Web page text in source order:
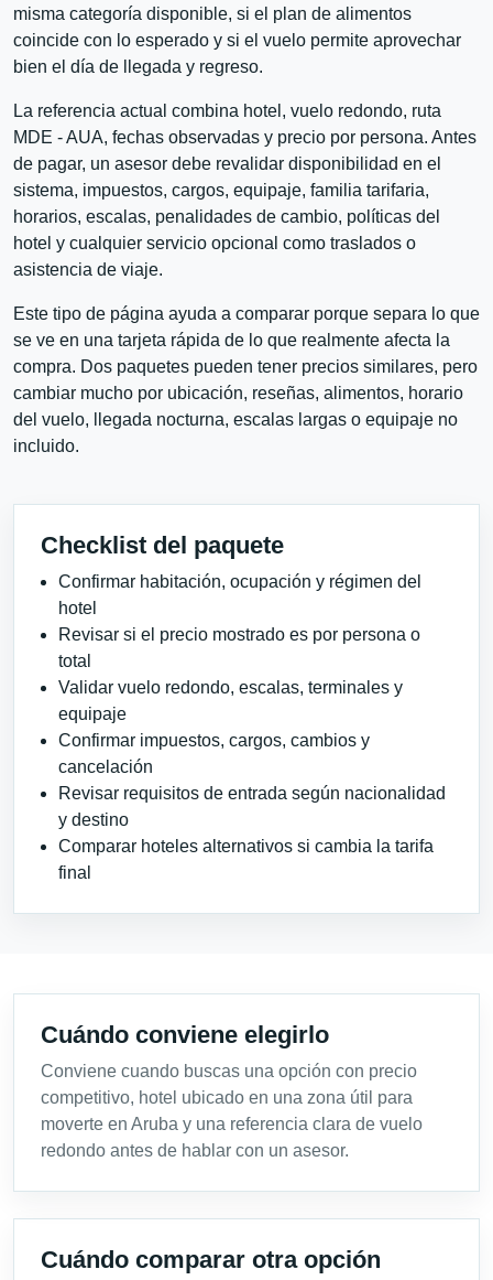
misma categoría disponible, si el plan de alimentos
coincide con lo esperado y si el vuelo permite aprovechar
bien el día de llegada y regreso.
La referencia actual combina hotel, vuelo redondo, ruta
MDE - AUA, fechas observadas y precio por persona. Antes
de pagar, un asesor debe revalidar disponibilidad en el
sistema, impuestos, cargos, equipaje, familia tarifaria,
horarios, escalas, penalidades de cambio, políticas del
hotel y cualquier servicio opcional como traslados o
asistencia de viaje.
Este tipo de página ayuda a comparar porque separa lo que
se ve en una tarjeta rápida de lo que realmente afecta la
compra. Dos paquetes pueden tener precios similares, pero
cambiar mucho por ubicación, reseñas, alimentos, horario
del vuelo, llegada nocturna, escalas largas o equipaje no
incluido.
Checklist del paquete
Confirmar habitación, ocupación y régimen del
hotel
Revisar si el precio mostrado es por persona o
total
Validar vuelo redondo, escalas, terminales y
equipaje
Confirmar impuestos, cargos, cambios y
cancelación
Revisar requisitos de entrada según nacionalidad
y destino
Comparar hoteles alternativos si cambia la tarifa
final
Cuándo conviene elegirlo
Conviene cuando buscas una opción con precio
competitivo, hotel ubicado en una zona útil para
moverte en Aruba y una referencia clara de vuelo
redondo antes de hablar con un asesor.
Cuándo comparar otra opción